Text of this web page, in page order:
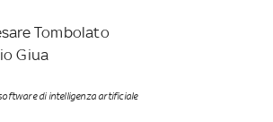
Tombolato
Giua
di intelligenza artificiale